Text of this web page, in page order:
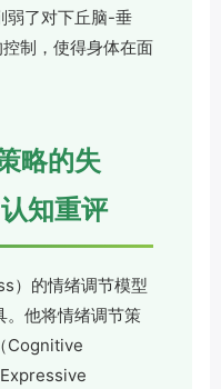
弱了对下丘脑-垂
制，使得身体在面
略的失
知重评
）的情绪调节模型
。他将情绪调节策
Cognitive